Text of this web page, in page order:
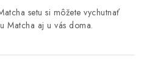
setu si môžete vychutnať
Matcha aj u vás doma.